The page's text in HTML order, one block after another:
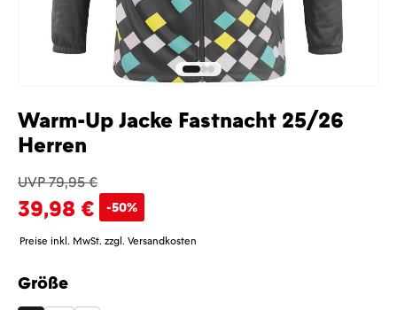
Warm-Up Jacke Fastnacht 25/26
Herren
UVP 79,95 €
39,98 € -50%
Preise inkl. MwSt. zzgl. Versandkosten
Größe
auswählen